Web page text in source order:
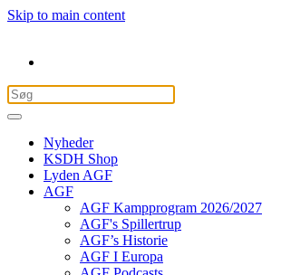
Skip to main content
Nyheder
KSDH Shop
Lyden AGF
AGF
AGF Kampprogram 2026/2027
AGF's Spillertrup
AGF’s Historie
AGF I Europa